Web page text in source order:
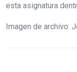
esta asignatura
Imagen de archivo: